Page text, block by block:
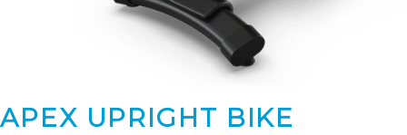
APEX UPRIGHT BIKE